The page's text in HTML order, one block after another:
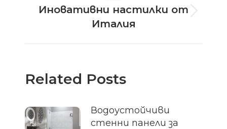
Next
post:
Иновативни настилки от
Италия
Related Posts
Водоустойчиви
стенни панели за